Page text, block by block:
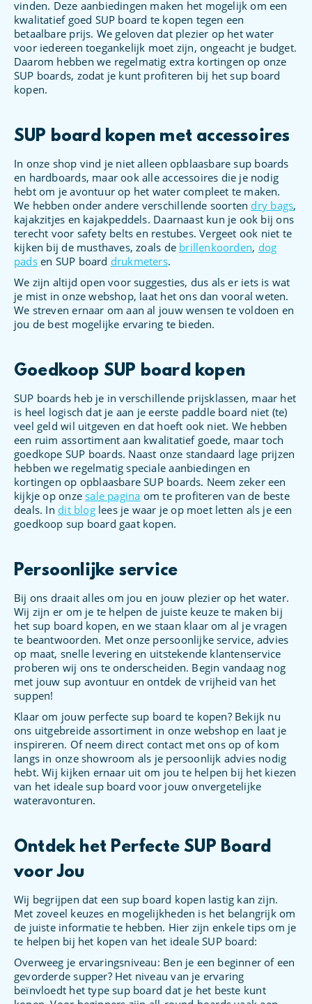
vinden. Deze aanbiedingen maken het mogelijk om een
kwalitatief goed SUP board te kopen tegen een
betaalbare prijs. We geloven dat plezier op het water
voor iedereen toegankelijk moet zijn, ongeacht je budget.
Daarom hebben we regelmatig extra kortingen op onze
SUP boards, zodat je kunt profiteren bij het sup board
kopen.
SUP board kopen met accessoires
In onze shop vind je niet alleen opblaasbare sup boards
en hardboards, maar ook alle accessoires die je nodig
hebt om je avontuur op het water compleet te maken.
We hebben onder andere verschillende soorten dry bags,
kajakzitjes en kajakpeddels. Daarnaast kun je ook bij ons
terecht voor safety belts en restubes. Vergeet ook niet te
kijken bij de musthaves, zoals de brillenkoorden, dog
padsen SUP board drukmeters.
We zijn altijd open voor suggesties, dus als er iets is wat
je mist in onze webshop, laat het ons dan vooral weten.
We streven ernaar om aan al jouw wensen te voldoen en
jou de best mogelijke ervaring te bieden.
Goedkoop SUP board kopen
SUP boards heb je in verschillende prijsklassen, maar het
is heel logisch dat je aan je eerste paddle board niet (te)
veel geld wil uitgeven en dat hoeft ook niet. We hebben
een ruim assortiment aan kwalitatief goede, maar toch
goedkope SUP boards. Naast onze standaard lage prijzen
hebben we regelmatig speciale aanbiedingen en
kortingen op opblaasbare SUP boards. Neem zeker een
kijkje op onze sale pagina om te profiteren van de beste
deals. In dit bloglees je waar je op moet letten als je een
goedkoop sup board gaat kopen.
Persoonlijke service
Bij ons draait alles om jou en jouw plezier op het water.
Wij zijn er om je te helpen de juiste keuze te maken bij
het sup board kopen, en we staan klaar om al je vragen
te beantwoorden. Met onze persoonlijke service, advies
op maat, snelle levering en uitstekende klantenservice
proberen wij ons te onderscheiden. Begin vandaag nog
met jouw sup avontuur en ontdek de vrijheid van het
suppen!
Klaar om jouw perfecte sup board te kopen? Bekijk nu
ons uitgebreide assortiment in onze webshop en laat je
inspireren. Of neem direct contact met ons op of kom
langs in onze showroom als je persoonlijk advies nodig
hebt. Wij kijken ernaar uit om jou te helpen bij het kiezen
van het ideale sup board voor jouw onvergetelijke
wateravonturen.
Ontdek het Perfecte SUP Board
voor Jou
Wij begrijpen dat een sup board kopen lastig kan zijn.
Met zoveel keuzes en mogelijkheden is het belangrijk om
de juiste informatie te hebben. Hier zijn enkele tips om je
te helpen bij het kopen van het ideale SUP board:
Overweeg je ervaringsniveau: Ben je een beginner of een
gevorderde supper? Het niveau van je ervaring
beïnvloedt het type sup board dat je het beste kunt